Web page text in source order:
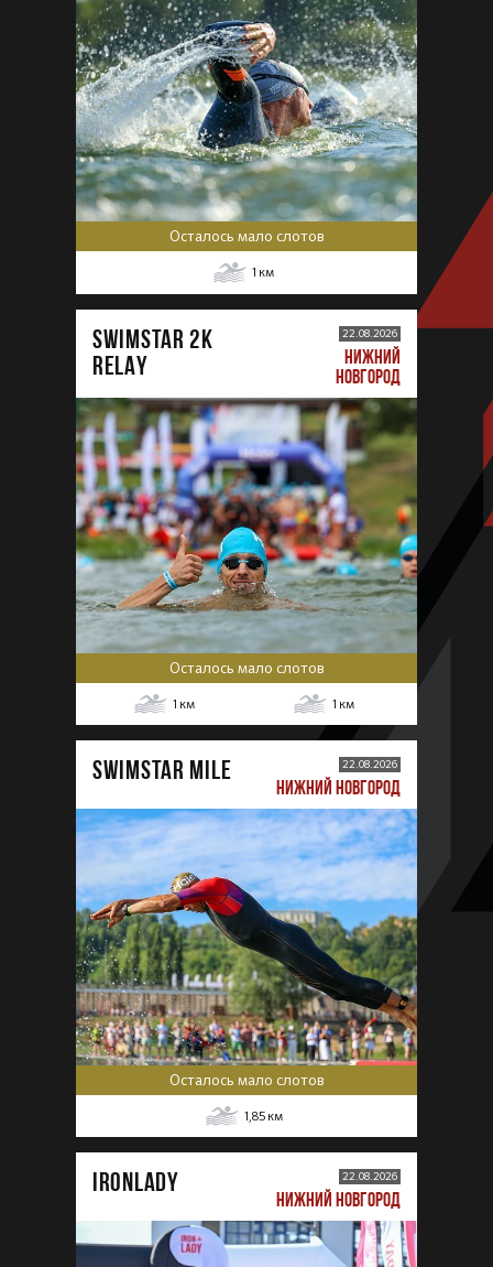
Осталось мало слотов
1 км
SWIMSTAR 2K
RELAY
22.08.2026
НИЖНИЙ
НОВГОРОД
Осталось мало слотов
1 км 1 км
SWIMSTAR MILE 22.08.2026
НИЖНИЙ НОВГОРОД
Осталось мало слотов
1,85 км
IRONLADY 22.08.2026
НИЖНИЙ НОВГОРОД